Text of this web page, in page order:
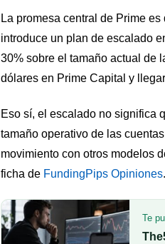
La promesa central de Prime
introduce un plan de escalado
30% sobre el tamaño actual de
dólares en Prime Capital y
Eso sí, el escalado no significa
tamaño operativo de las
movimiento con otros modelos
ficha de FundingPips Opiniones.
Te